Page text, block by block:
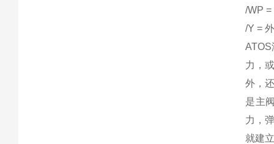
/WP
/Y =
力，
外，
是主
力，
就建